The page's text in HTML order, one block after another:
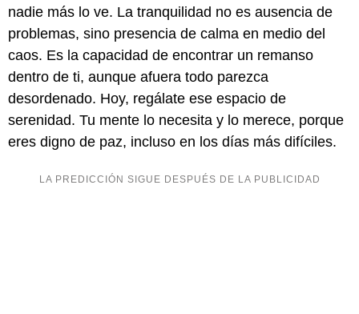
nadie más lo ve. La tranquilidad no es ausencia de
problemas, sino presencia de calma en medio del
caos. Es la capacidad de encontrar un remanso
dentro de ti, aunque afuera todo parezca
desordenado. Hoy, regálate ese espacio de
serenidad. Tu mente lo necesita y lo merece, porque
eres digno de paz, incluso en los días más difíciles.